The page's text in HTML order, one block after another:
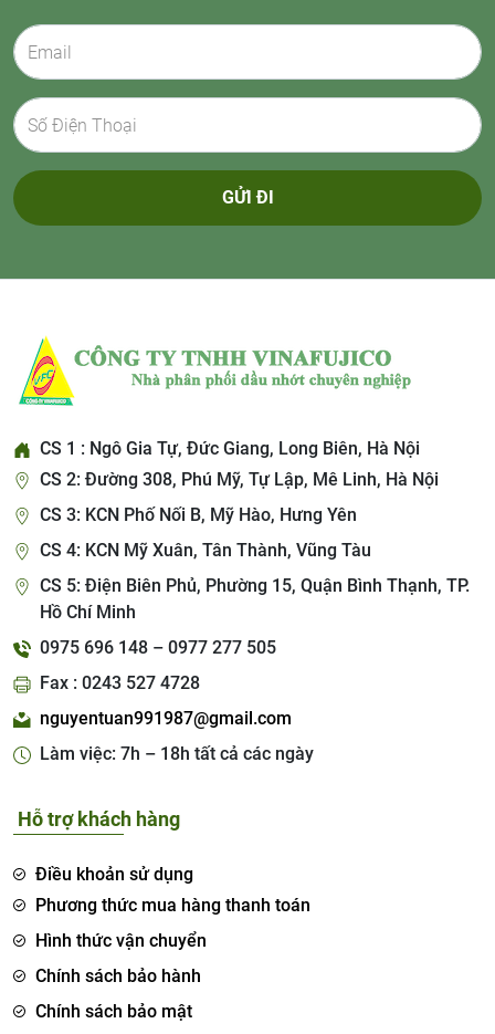
GỬI ĐI
CS 1 : Ngô Gia Tự, Đức Giang, Long Biên, Hà Nội
CS 2: Đường 308, Phú Mỹ, Tự Lập, Mê Linh, Hà Nội
CS 3: KCN Phố Nối B, Mỹ Hào, Hưng Yên
CS 4: KCN Mỹ Xuân, Tân Thành, Vũng Tàu
CS 5: Điện Biên Phủ, Phường 15, Quận Bình Thạnh, TP.
Hồ Chí Minh
0975 696 148 – 0977 277 505
Fax : 0243 527 4728
nguyentuan991987@gmail.com
Làm việc: 7h – 18h tất cả các ngày
Hỗ trợ khách hàng
Điều khoản sử dụng
Phương thức mua hàng thanh toán
Hình thức vận chuyển
Chính sách bảo hành
Chính sách bảo mật